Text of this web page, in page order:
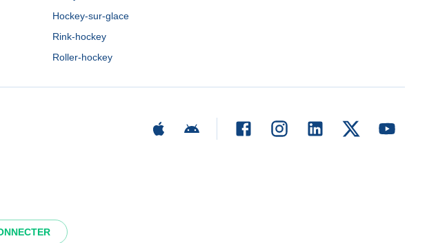
Hockey-sur-glace
Rink-hockey
Roller-hockey